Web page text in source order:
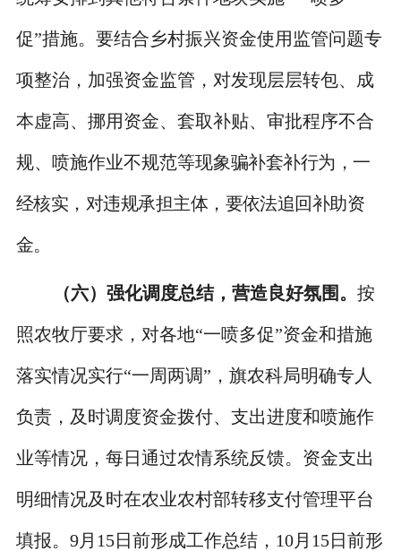
促”措施。要结合乡村振兴资金使用监管问题专
项整治，加强资金监管，对发现层层转包、成
本虚高、挪用资金、套取补贴、审批程序不合
规、喷施作业不规范等现象骗补套补行为，一
经核实，对违规承担主体，要依法追回补助资
金。
（六）强化调度总结，营造良好氛围。 按
照农牧厅要求，对各地“一喷多促”资金和措施
落实情况实行“一周两调”，旗农科局明确专人
负责，及时调度资金拨付、支出进度和喷施作
业等情况，每日通过农情系统反馈。资金支出
明细情况及时在农业农村部转移支付管理平台
填报。9月15日前形成工作总结，10月15日前形